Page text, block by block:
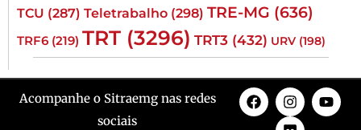
TCU (287) Teletrabalho (298) TRE-MG (636)
TRF6 (219) TRT (3296) TRT3 (432) URV (198)
Acompanhe o Sitraemg nas redes
sociais